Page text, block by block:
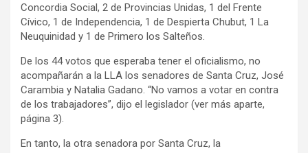
Concordia Social, 2 de Provincias Unidas, 1 del Frente
Cívico, 1 de Independencia, 1 de Despierta Chubut, 1 La
Neuquinidad y 1 de Primero los Salteños.
De los 44 votos que esperaba tener el oficialismo, no
acompañarán a la LLA los senadores de Santa Cruz, José
Carambia y Natalia Gadano. “No vamos a votar en contra
de los trabajadores”, dijo el legislador (ver más aparte,
página 3).
En tanto, la otra senadora por Santa Cruz, la